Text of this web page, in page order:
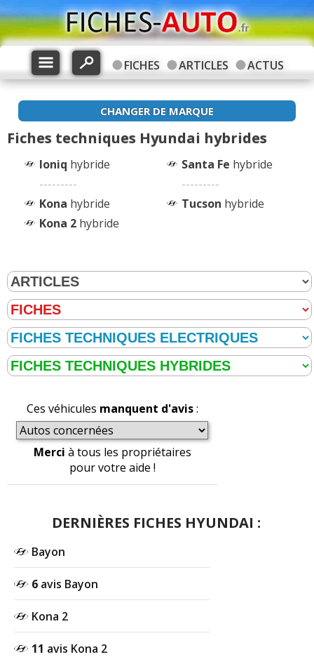
FICHES ARTICLES ACTUS
CHANGER DE MARQUE
Fiches techniques Hyundai hybrides
Ioniq hybride
---------
Kona hybride
Kona 2 hybride
Santa Fe hybride
---------
Tucson hybride
Ces véhicules manquent d'avis:
Merci à tous les propriétaires
pour votre aide !
DERNIÈRES FICHES HYUNDAI :
Bayon
6 avis Bayon
Kona 2
11 avis Kona 2